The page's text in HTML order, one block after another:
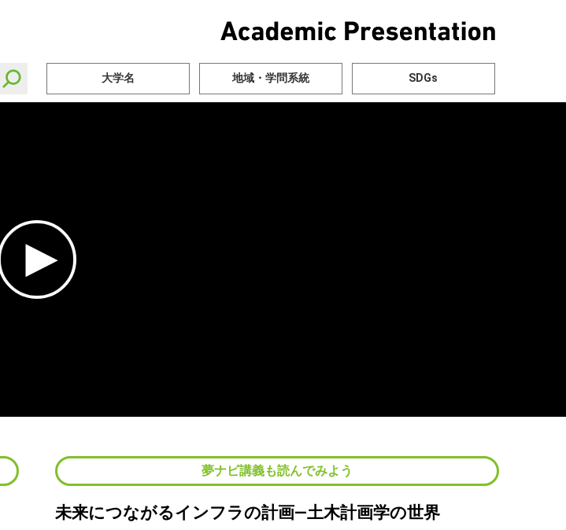
大学名 地域・学問系統 SDGs
夢ナビ講義も読んでみよう
未来につながるインフラの計画―土木計画学の世界